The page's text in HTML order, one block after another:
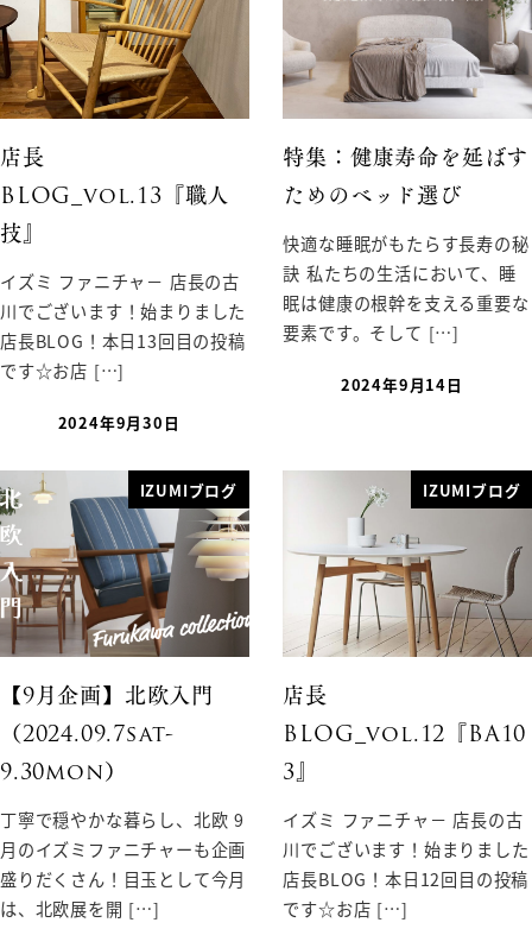
店長
BLOG_vol.13『職人
技』
イズミ ファニチャ－ 店長の古
川でございます！始まりました
店長BLOG！本日13回目の投稿
です☆お店 […]
2024年9月30日
特集：健康寿命を延ばす
ためのベッド選び
快適な睡眠がもたらす長寿の秘
訣 私たちの生活において、睡
眠は健康の根幹を支える重要な
要素です。そして […]
2024年9月14日
IZUMIブログ
【9月企画】北欧入門
（2024.09.7sat-
9.30mon）
丁寧で穏やかな暮らし、北欧 9
月のイズミファニチャーも企画
盛りだくさん！目玉として今月
は、北欧展を開 […]
IZUMIブログ
店長
BLOG_vol.12『BA10
3』
イズミ ファニチャ－ 店長の古
川でございます！始まりました
店長BLOG！本日12回目の投稿
です☆お店 […]